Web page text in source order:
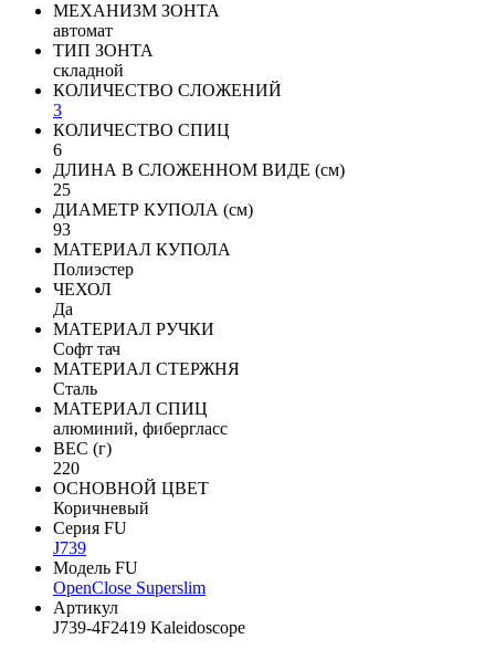
МЕХАНИЗМ ЗОНТА
автомат
ТИП ЗОНТА
складной
КОЛИЧЕСТВО СЛОЖЕНИЙ
3
КОЛИЧЕСТВО СПИЦ
6
ДЛИНА В СЛОЖЕННОМ ВИДЕ (см)
25
ДИАМЕТР КУПОЛА (см)
93
МАТЕРИАЛ КУПОЛА
Полиэстер
ЧЕХОЛ
Да
МАТЕРИАЛ РУЧКИ
Софт тач
МАТЕРИАЛ СТЕРЖНЯ
Сталь
МАТЕРИАЛ СПИЦ
алюминий, фибергласс
ВЕС (г)
220
ОСНОВНОЙ ЦВЕТ
Коричневый
Серия FU
J739
Модель FU
OpenClose Superslim
Артикул
J739-4F2419 Kaleidoscope